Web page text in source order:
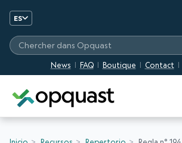
ES
News FAQ Boutique Contact
Chercher dans Opquast